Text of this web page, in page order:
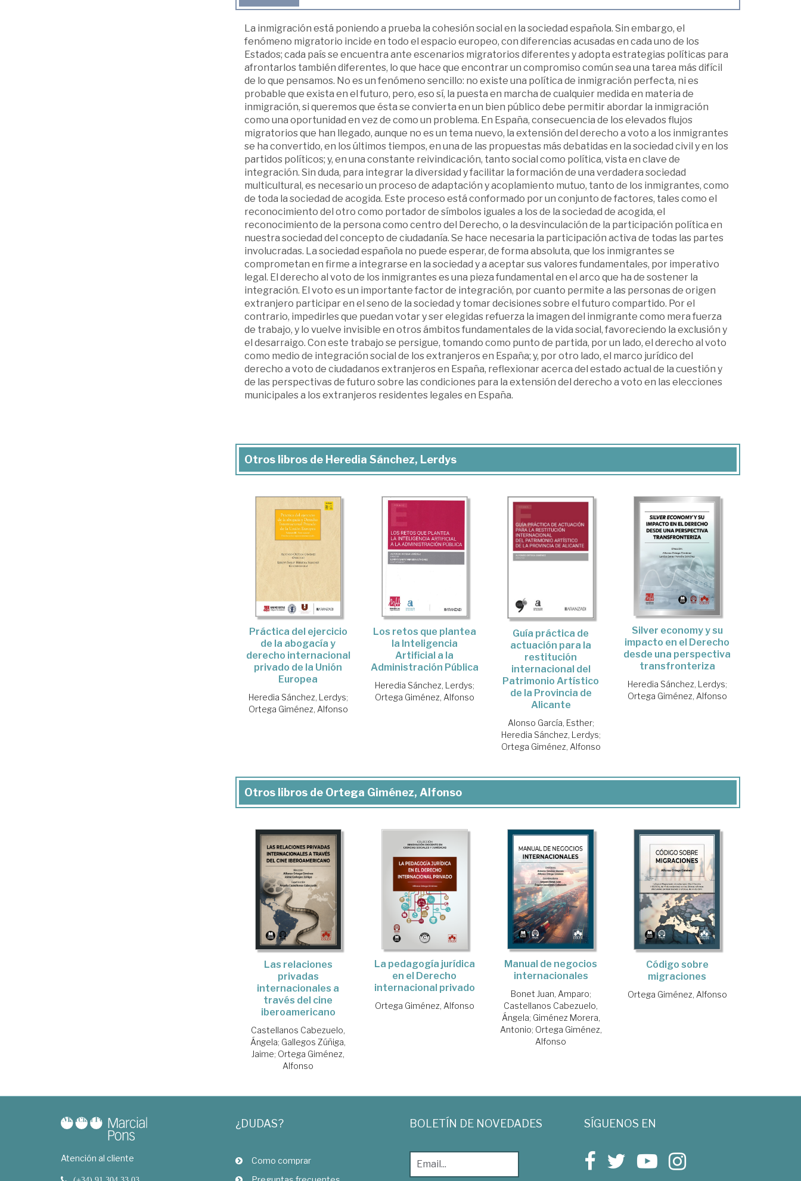
La inmigración está poniendo a prueba la cohesión social en la sociedad española. Sin embargo, el
fenómeno migratorio incide en todo el espacio europeo, con diferencias acusadas en cada uno de los
Estados; cada país se encuentra ante escenarios migratorios diferentes y adopta estrategias políticas para
afrontarlos también diferentes, lo que hace que encontrar un compromiso común sea una tarea más difícil
de lo que pensamos. No es un fenómeno sencillo: no existe una política de inmigración perfecta, ni es
probable que exista en el futuro, pero, eso sí, la puesta en marcha de cualquier medida en materia de
inmigración, si queremos que ésta se convierta en un bien público debe permitir abordar la inmigración
como una oportunidad en vez de como un problema. En España, consecuencia de los elevados flujos
migratorios que han llegado, aunque no es un tema nuevo, la extensión del derecho a voto a los inmigrantes
se ha convertido, en los últimos tiempos, en una de las propuestas más debatidas en la sociedad civil y en los
partidos políticos; y, en una constante reivindicación, tanto social como política, vista en clave de
integración. Sin duda, para integrar la diversidad y facilitar la formación de una verdadera sociedad
multicultural, es necesario un proceso de adaptación y acoplamiento mutuo, tanto de los inmigrantes, como
de toda la sociedad de acogida. Este proceso está conformado por un conjunto de factores, tales como el
reconocimiento del otro como portador de símbolos iguales a los de la sociedad de acogida, el
reconocimiento de la persona como centro del Derecho, o la desvinculación de la participación política en
nuestra sociedad del concepto de ciudadanía. Se hace necesaria la participación activa de todas las partes
involucradas. La sociedad española no puede esperar, de forma absoluta, que los inmigrantes se
comprometan en firme a integrarse en la sociedad y a aceptar sus valores fundamentales, por imperativo
legal. El derecho al voto de los inmigrantes es una pieza fundamental en el arco que ha de sostener la
integración. El voto es un importante factor de integración, por cuanto permite a las personas de origen
extranjero participar en el seno de la sociedad y tomar decisiones sobre el futuro compartido. Por el
contrario, impedirles que puedan votar y ser elegidas refuerza la imagen del inmigrante como mera fuerza
de trabajo, y lo vuelve invisible en otros ámbitos fundamentales de la vida social, favoreciendo la exclusión y
el desarraigo. Con este trabajo se persigue, tomando como punto de partida, por un lado, el derecho al voto
como medio de integración social de los extranjeros en España; y, por otro lado, el marco jurídico del
derecho a voto de ciudadanos extranjeros en España, reflexionar acerca del estado actual de la cuestión y
de las perspectivas de futuro sobre las condiciones para la extensión del derecho a voto en las elecciones
municipales a los extranjeros residentes legales en España.
Otros libros de Heredia Sánchez, Lerdys
Práctica del ejercicio
de la abogacía y
derecho internacional
privado de la Unión
Europea
Heredia Sánchez, Lerdys;
Ortega Giménez, Alfonso
Los retos que plantea
la Inteligencia
Artificial a la
Administración Pública
Heredia Sánchez, Lerdys;
Ortega Giménez, Alfonso
Guía práctica de
actuación para la
restitución
internacional del
Patrimonio Artístico
de la Provincia de
Alicante
Alonso García, Esther;
Heredia Sánchez, Lerdys;
Ortega Giménez, Alfonso
Silver economy y su
impacto en el Derecho
desde una perspectiva
transfronteriza
Heredia Sánchez, Lerdys;
Ortega Giménez, Alfonso
Otros libros de Ortega Giménez, Alfonso
Las relaciones
privadas
internacionales a
través del cine
iberoamericano
Castellanos Cabezuelo,
Ángela; Gallegos Zúñiga,
Jaime; Ortega Giménez,
Alfonso
La pedagogía jurídica
en el Derecho
internacional privado
Ortega Giménez, Alfonso
Manual de negocios
internacionales
Bonet Juan, Amparo;
Castellanos Cabezuelo,
Ángela; Giménez Morera,
Antonio; Ortega Giménez,
Alfonso
Código sobre
migraciones
Ortega Giménez, Alfonso
Atención al cliente
¿DUDAS?
Como comprar
BOLETÍN DE NOVEDADES SÍGUENOS EN